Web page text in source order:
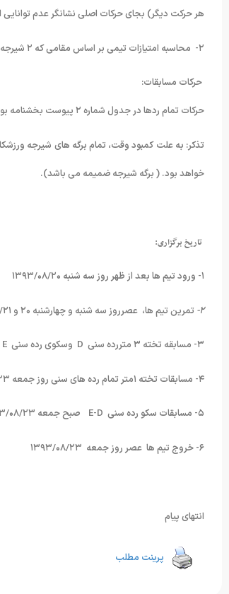
هر حرکت دیگر) بجای حرکات اصلی نشانگر عدم توانایی
۲- محاسبه امتیازات تیمی بر اساس مقامی که ۲ شیرجه رونده اول هر تیم کسب نموده و بر مبنای جدول امتیازات FINA خواهد بود . ( ۱-۲-۳-۴-۵-۶-۸-۱۰-۱۲-۱۴-۱۶-۱۸ )
 حرکات مسابقات:
حرکات تمام ردها در جدول شماره ۲ پیوست بخشنامه بوده و قبلا نیزبه هیئتهای شنای استان سراسر کشور ارسال گردیده است.
تذکر: به علت کمبود وقت، تمام برگه های شیرجه
خواهد بود. ( برگه شیرجه ضمیمه می باشد).
تاریخ برگزاری:
۱- ورود تیم ها بعد از ظهر روز سه شنبه ۱۳۹۳/۰۸/۲۰
۲- تمرین تیم ها، عصرروز سه شنبه و چهارشنبه ۲۰ و ۱۳۹۳/۰۸/۲۱
۳- مسابقه تخته ۳ متررده سنی D وسکوی رده سنی E پنج شنبه ۱۳۹۳/۰۸/۲۲
۴- مسابقات تخته ۱متر تمام رده های سنی روز جمعه ۱۳۹۳/۰۸/۲۳
۵- مسابقات سکو رده سنی E-D صبح جمعه ۱۳۹۳/۰۸/۲۳
۶- خروج تیم ها عصر روز جمعه ۱۳۹۳/۰۸/۲۳
انتهای پیام
پرینت مطلب